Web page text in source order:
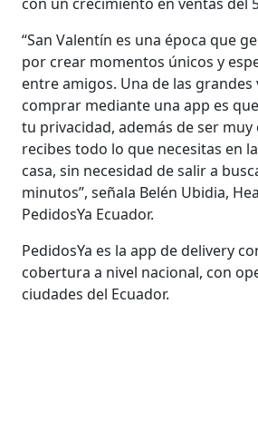
“San Valentín es una época que
por crear momentos únicos y
entre amigos. Una de las grandes
comprar mediante una app es
tu privacidad, además de ser muy
recibes todo lo que necesitas en
casa, sin necesidad de salir a
minutos”, señala Belén Ubidia,
PedidosYa Ecuador.
PedidosYa es la app de delivery
cobertura a nivel nacional, con
ciudades del Ecuador.